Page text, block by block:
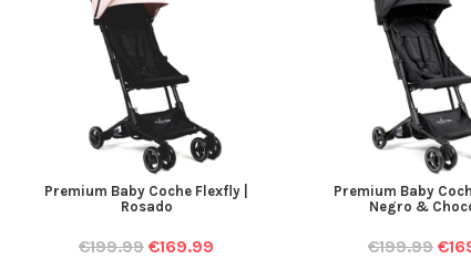
Premium Baby Coche Flexfly |
Rosado
€199.99 €169.99
Premium Baby
Negro &
€199.99 €